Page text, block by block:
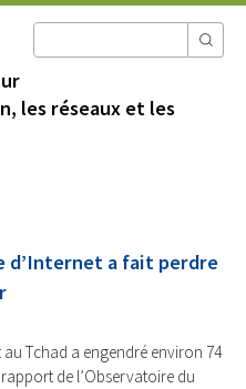
les réseaux et les
d’Internet a fait perdre
Tchad a engendré environ 74
de l’Observatoire du